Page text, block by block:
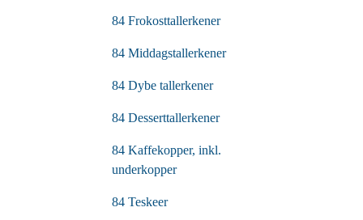
84 Frokosttallerkener
84 Middagstallerkener
84 Dybe tallerkener
84 Desserttallerkener
84 Kaffekopper, inkl.
underkopper
84 Teskeer